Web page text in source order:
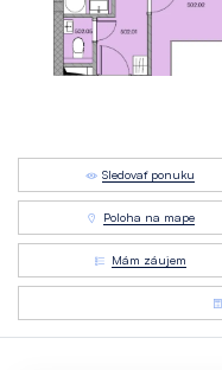
Sledovať ponuku
Poloha na mape
Mám záujem